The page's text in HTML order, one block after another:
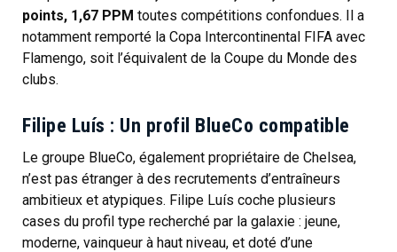
points, 1,67 PPM toutes compétitions confondues. Il a
notamment remporté la Copa Intercontinental FIFA avec
Flamengo, soit l’équivalent de la Coupe du Monde des
clubs.
Filipe Luís : Un profil BlueCo compatible
Le groupe BlueCo, également propriétaire de Chelsea,
n’est pas étranger à des recrutements d’entraîneurs
ambitieux et atypiques. Filipe Luís coche plusieurs
cases du profil type recherché par la galaxie : jeune,
moderne, vainqueur à haut niveau, et doté d’une